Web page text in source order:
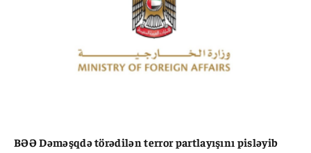
BƏƏ Dəməşqdə törədilən terror partlayışını pisləyib